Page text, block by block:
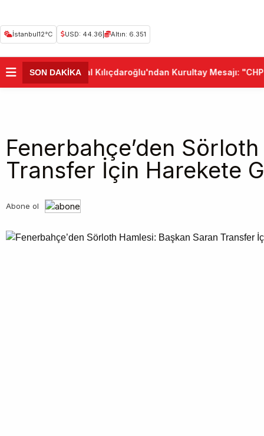
İstanbul12°C USD: 44.36 Altın: 6.351
SON DAKİKA
•Kemal Kılıçdaroğlu'ndan Kurultay Mesajı:
Fenerbahçe’den
Transfer İçin Harekete
Abone ol